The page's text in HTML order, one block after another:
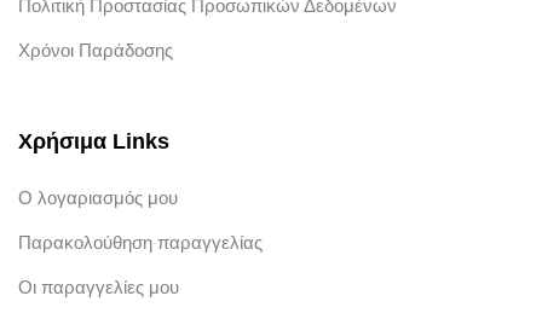
Πολιτική Προστασίας Προσωπικών Δεδομένων
Χρόνοι Παράδοσης
Χρήσιμα Links
Ο λογαριασμός μου
Παρακολούθηση παραγγελίας
Οι παραγγελίες μου